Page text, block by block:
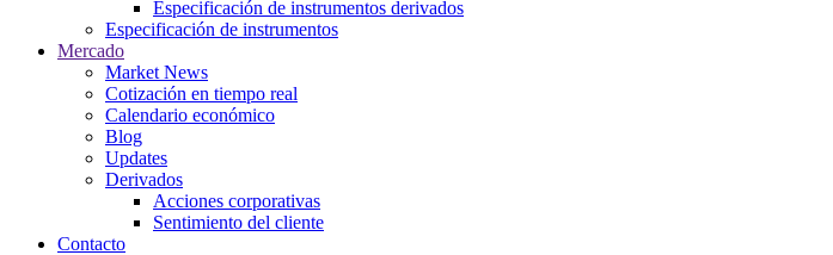
Especificación de instrumentos derivados
Especificación de instrumentos
Mercado
Market News
Cotización en tiempo real
Calendario económico
Blog
Updates
Derivados
Acciones corporativas
Sentimiento del cliente
Contacto